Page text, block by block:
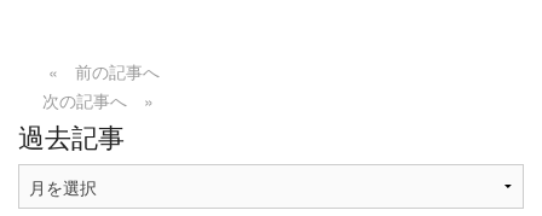
« 前の記事へ
次の記事へ »
過去記事
過
去